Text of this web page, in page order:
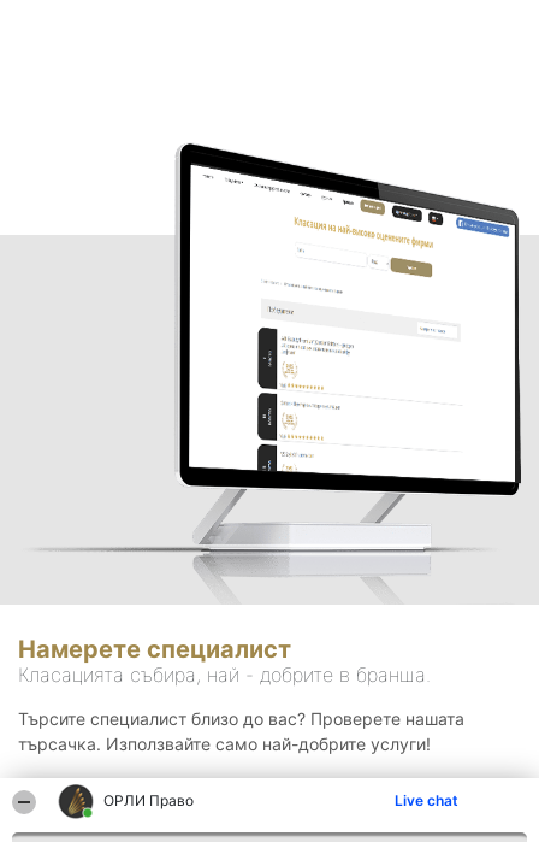
ОРЛИ Право Live chat
Намерете специалист
Класацията събира, най - добрите в бранша.
Търсите специалист близо до вас? Проверете нашата
търсачка. Използвайте само най-добрите услуги!